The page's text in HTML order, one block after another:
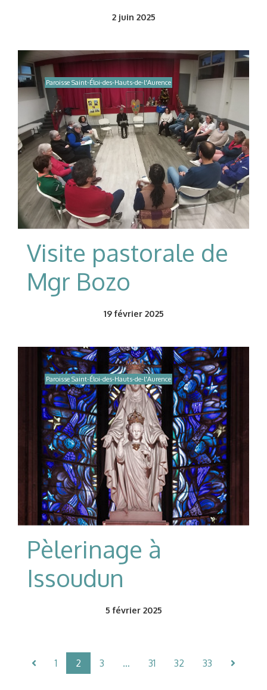
2juin 2025
Paroisse Saint-Éloi-des-Hauts-de-l'Aurence
Visite pastorale de
Mgr Bozo
19février 2025
Paroisse Saint-Éloi-des-Hauts-de-l'Aurence
Pèlerinage à
Issoudun
5 février 2025
1 2 3 … 31 32 33